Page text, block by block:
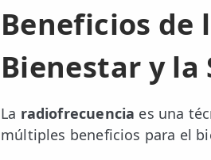
Beneficios de
Bienestar y la
La radiofrecuencia es una
múltiples beneficios para el